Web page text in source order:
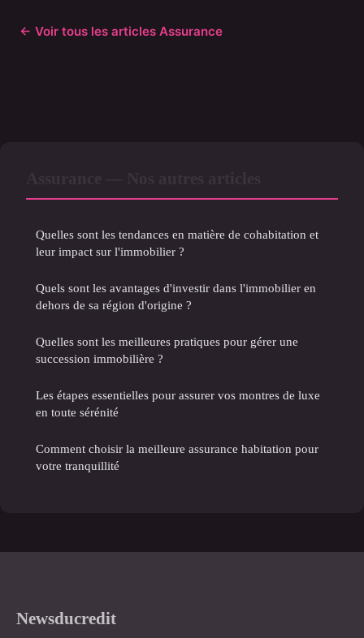
← Voir tous les articles Assurance
Quelles sont les tendances en matière de cohabitation et
leur impact sur l'immobilier ?
Quels sont les avantages d'investir dans l'immobilier en
dehors de sa région d'origine ?
Quelles sont les meilleures pratiques pour gérer une
succession immobilière ?
Les étapes essentielles pour assurer vos montres de luxe
en toute sérénité
Comment choisir la meilleure assurance habitation pour
votre tranquillité
Newsducredit